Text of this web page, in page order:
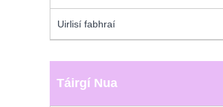
Uirlisí fabhraí
Táirgí Nua